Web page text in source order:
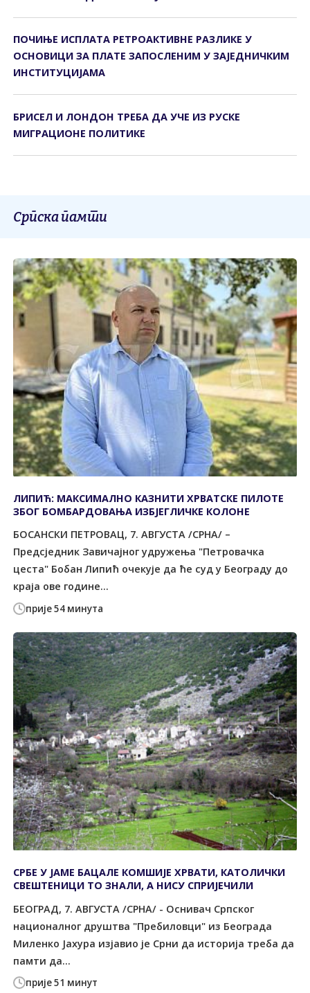
ПОЧИЊЕ ИСПЛАТА РЕТРОАКТИВНЕ РАЗЛИКЕ У
ОСНОВИЦИ ЗА ПЛАТЕ ЗАПОСЛЕНИМ У ЗАЈЕДНИЧКИМ
ИНСТИТУЦИЈАМА
БРИСЕЛ И ЛОНДОН ТРЕБА ДА УЧЕ ИЗ РУСКЕ
МИГРАЦИОНЕ ПОЛИТИКЕ
Српска памти
прије 54 минута
ЛИПИЋ: МАКСИМАЛНО КАЗНИТИ ХРВАТСКЕ ПИЛОТЕ
ЗБОГ БОМБАРДОВАЊА ИЗБЈЕГЛИЧКЕ КОЛОНЕ
БОСАНСКИ ПЕТРОВАЦ, 7. АВГУСТА /СРНА/ –
Предсједник Завичајног удружења "Петровачка
цеста" Бобан Липић очекује да ће суд у Београду до
краја ове године...
прије 51 минут
СРБЕ У ЈАМЕ БАЦАЛЕ КОМШИЈЕ ХРВАТИ, КАТОЛИЧКИ
СВЕШТЕНИЦИ ТО ЗНАЛИ, А НИСУ СПРИЈЕЧИЛИ
БЕОГРАД, 7. АВГУСТА /СРНА/ - Оснивач Српског
националног друштва "Пребиловци" из Београда
Миленко Јахура изјавио је Срни да историја треба да
памти да...